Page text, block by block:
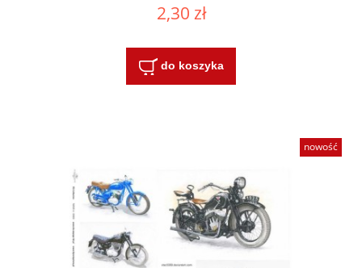
2,30 zł
do koszyka
nowość